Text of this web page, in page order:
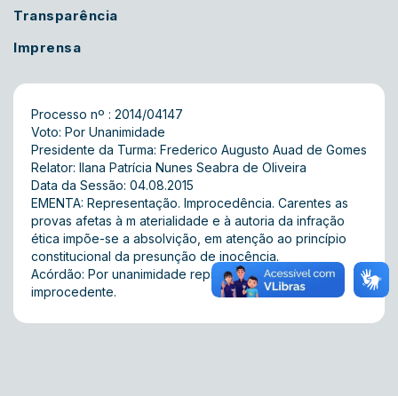
Transparência
Imprensa
Processo nº : 2014/04147
Voto: Por Unanimidade
Presidente da Turma: Frederico Augusto Auad de Gomes
Relator: Ilana Patrícia Nunes Seabra de Oliveira
Data da Sessão: 04.08.2015
EMENTA: Representação. Improcedência. Carentes as
provas afetas à m aterialidade e à autoria da infração
ética impõe-se a absolvição, em atenção ao princípio
constitucional da presunção de inocência.
Acórdão: Por unanimidade representação julgada
improcedente.